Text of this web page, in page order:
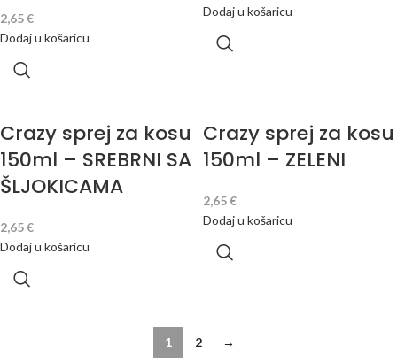
2,65€
Dodaj u košaricu
Dodaj u košaricu
Crazy sprej za kosu
150ml – SREBRNI SA
ŠLJOKICAMA
2,65€
Dodaj u košaricu
Crazy sprej za kosu
150ml – ZELENI
2,65€
Dodaj u košaricu
1 2 →